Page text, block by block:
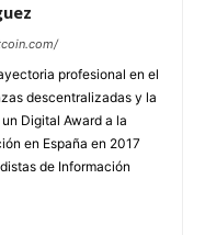
profesional en el
descentralizadas y la
Digital Award a la
en España en 2017
de Información